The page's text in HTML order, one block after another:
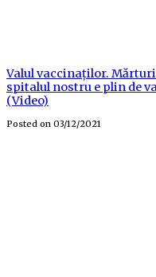
Valul vaccinaților.
spitalul nostru e plin de
(Video)
Posted on 03/12/2021